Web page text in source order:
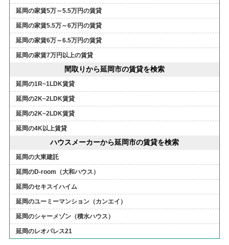
延岡の家賃5万～5.5万円の賃貸
延岡の家賃5.5万～6万円の賃貸
延岡の家賃6万～6.5万円の賃貸
延岡の家賃7万円以上の賃貸
間取りから延岡市の賃貸を検索
延岡の1R~1LDK賃貸
延岡の2K~2LDK賃貸
延岡の2K~2LDK賃貸
延岡の4K以上賃貸
ハウスメーカーから延岡市の賃貸を検索
延岡の大東建託
延岡のD-room（大和ハウス）
延岡のセキスイハイム
延岡のユーミーマンション（カンエイ）
延岡のシャーメゾン（積水ハウス）
延岡のレオパレス21